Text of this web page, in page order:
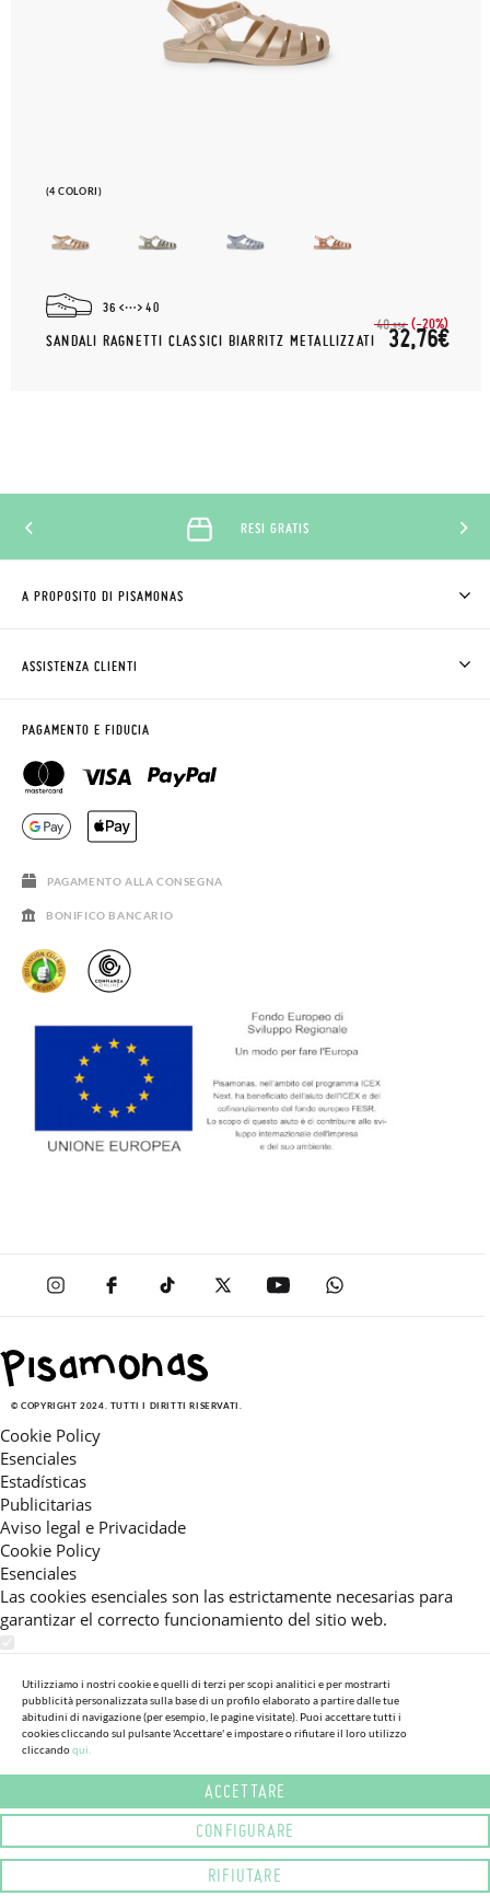
(4 COLORI)
36 40
SANDALI RAGNETTI CLASSICI BIARRITZ METALLIZZATI
40,95€ (-20%)
32,76€
RESI GRATIS
A PROPOSITO DI PISAMONAS
CLUB PISAMONAS
BLOG & NEWS
AVVISO LEGALE, PRIVACY E COOKIES
GUIDA ALLE TAGLIE
ASSISTENZA CLIENTI
RICHIEDERE RESO
CONTATTO
ORARIO PISAMONAS
DOMANDE FREQUENTI
PAGAMENTO E FIDUCIA
PAGAMENTO ALLA CONSEGNA
BONIFICO BANCARIO
© COPYRIGHT 2024. TUTTI I DIRITTI RISERVATI.
Cookie Policy
Esenciales
Estadísticas
Publicitarias
Aviso legal e Privacidade
Cookie Policy
Esenciales
Las cookies esenciales son las estrictamente necesarias para
garantizar el correcto funcionamiento del sitio web.
Estas cookies nos permiten ofrecerle una experiencia en el sitio
adaptada a su navegación (recomendaciones de producto
personalizadas, énfasis en categorías frecuentemente
consultadas, etc).Al activar esta cookie, nos ayuda a mejorar aún
más su experiencia.
Publicitarias
Estas cookies permiten a nuestros socios publicitarios enviarle
mensajes específicos y personalizados.
Utilizziamo i nostri cookie e quelli di terzi per scopi analitici e per mostrarti
pubblicità personalizzata sulla base di un profilo elaborato a partire dalle tue
abitudini di navigazione (per esempio, le pagine visitate). Puoi accettare tutti i
cookies cliccando sul pulsante 'Accettare' e impostare o rifiutare il loro utilizzo
cliccandoqui.
ACCETTARE
CONFIGURARE
RIFIUTARE